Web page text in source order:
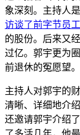
象深刻。主持人
访谈了前字节员
的股份。后来又
过亿。郭宇更为
前退休的冤愿望
主持人对郭宇的
清晰、详细地介
还邀请郭宇介绍